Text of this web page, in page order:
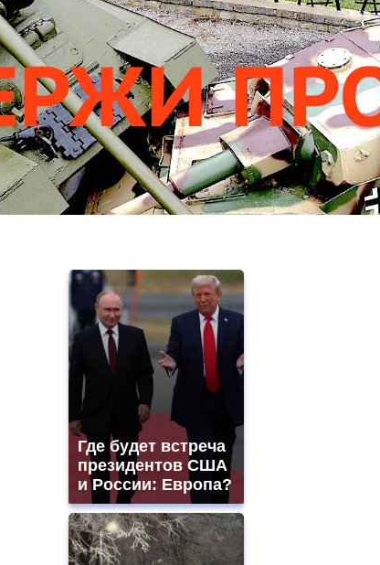
Где будет встреча
президентов США
и России: Европа?